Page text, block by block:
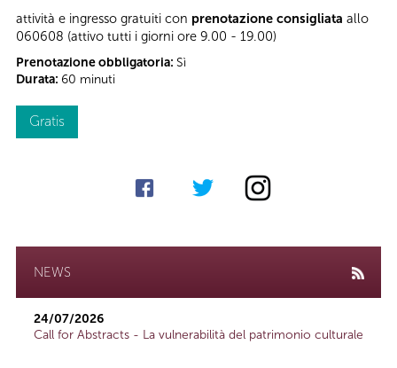
attività e ingresso gratuiti con prenotazione consigliata allo
060608 (attivo tutti i giorni ore 9.00 - 19.00)
Prenotazione obbligatoria: Sì
Durata: 60 minuti
Gratis
NEWS
24/07/2026
Call for Abstracts - La vulnerabilità del patrimonio culturale